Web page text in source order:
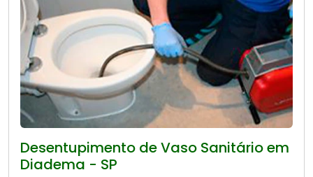
Desentupimento de Vaso Sanitário em
Diadema - SP